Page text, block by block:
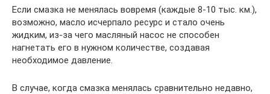
Если смазка не менялась вовремя (каждые 8-10 тыс. км.),
возможно, масло исчерпало ресурс и стало очень
жидким, из-за чего масляный насос не способен
нагнетать его в нужном количестве, создавая
необходимое давление.
В случае, когда смазка менялась сравнительно недавно,